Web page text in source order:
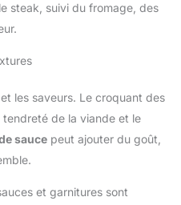
steak, suivi du fromage, des
les saveurs. Le croquant des
de la viande et le
sauce peut ajouter du goût,
et garnitures sont